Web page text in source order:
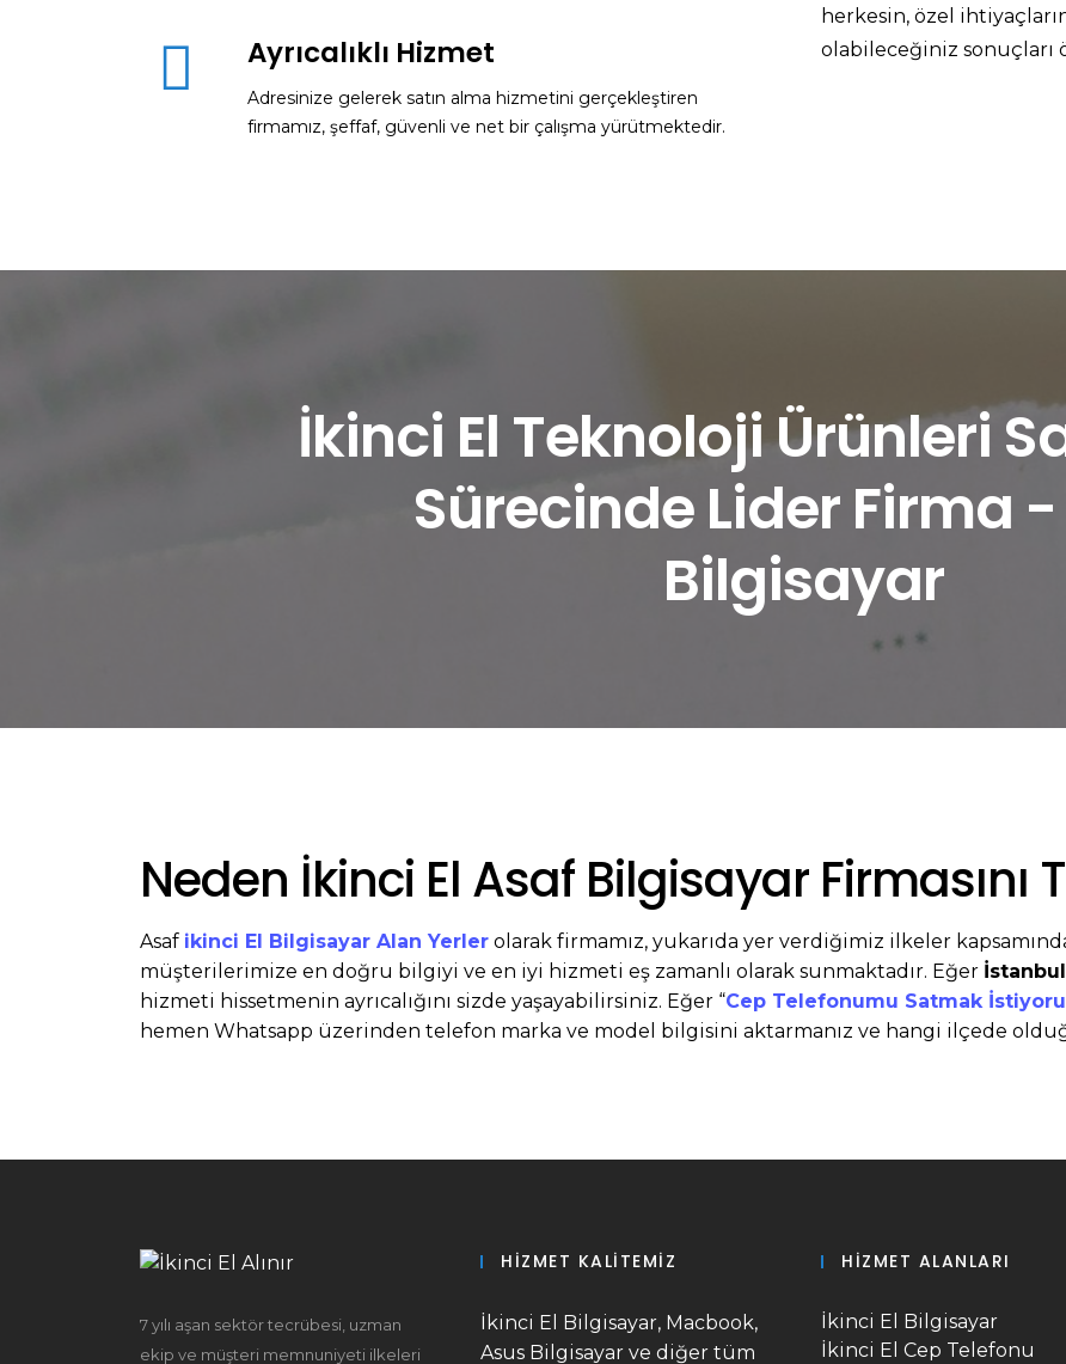
Ayrıcalıklı Hizmet
Adresinize gelerek satın alma hizmetini gerçekleştiren
firmamız, şeffaf, güvenli ve net bir çalışma yürütmektedir.
herkesin, özel
olabileceğiniz sonuçları
İkinci El Teknoloji Ürünleri
Sürecinde Lider Firma
Bilgisayar
Neden İkinci El Asaf Bilgisayar Firmasını
Asaf ikinci El Bilgisayar Alan Yerler olarak firmamız, yukarıda yer verdiğimiz ilkeler
müşterilerimize en doğru bilgiyi ve en iyi hizmeti eş zamanlı olarak sunmaktadır. Eğer İstanbul
hizmeti hissetmenin ayrıcalığını sizde yaşayabilirsiniz. Eğer “Cep Telefonumu Satmak
hemen Whatsapp üzerinden telefon marka ve model bilgisini aktarmanız ve hangi ilçede
7 yılı aşan sektör tecrübesi, uzman
ekip ve müşteri memnuniyeti ilkeleri
HIZMET KALITEMIZ
İkinci El Bilgisayar, Macbook,
Asus Bilgisayar ve diğer tüm
HIZMET ALANLARI
İkinci El Bilgisayar
İkinci El Cep Telefonu